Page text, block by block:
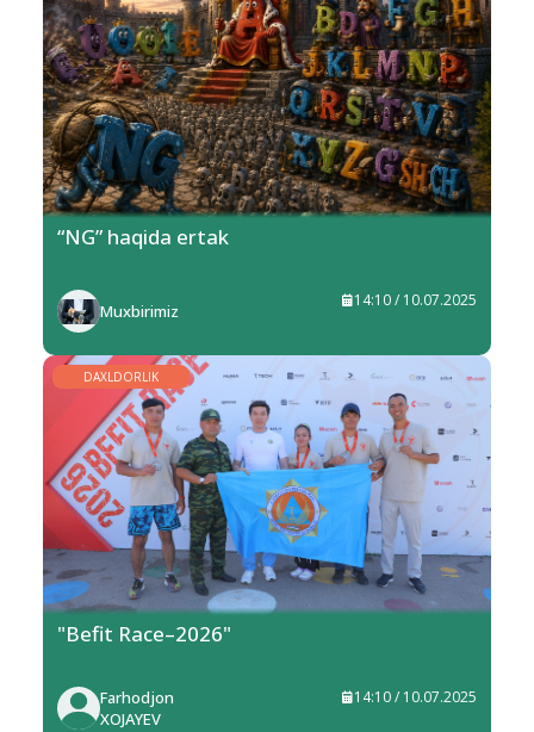
“NG” haqida ertak
Muxbirimiz
14:10 / 10.07.2025
DAXLDORLIK
"Befit Race–2026"
Farhodjon
XOJAYEV
14:10 / 10.07.2025